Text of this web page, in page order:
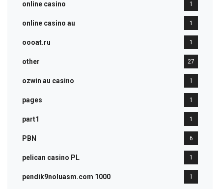
online casino 1
online casino au 1
oooat.ru 1
other 27
ozwin au casino 1
pages 1
part1 1
PBN 6
pelican casino PL 1
pendik9noluasm.com 1000 1